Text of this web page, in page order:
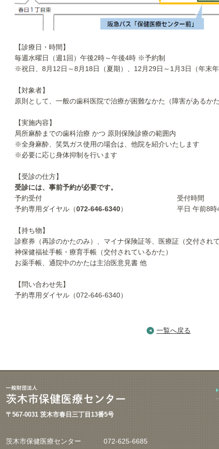
【診療日・時間】
毎週水曜日（週1回）午後2時～午後4時 ※予約制
※祝日、8月12日～8月18日（夏期）、12月29日～1月3日（年末
【対象者】
原則として、一般の歯科医院で治療が困難なかた（障害があるか
【実施内容】
局所麻酔までの歯科治療 かつ 原則保険診療の範囲内
※全身麻酔、笑気ガス使用の場合は、他院を紹介いたします
※必要に応じ身体抑制を行います
【受診の仕方】
受診には、事前予約が必要です。
予約受付
受付時間
予約専用ダイヤル（072-646-6340） 平日 午前8
【持ち物】
診察券（再診のかたのみ）、マイナ保険証等、医療証（交付され
神保健福祉手帳・療育手帳（交付されているかた）
お薬手帳、通院中のかたは主治医意見書 他
【問い合わせ先】
予約専用ダイヤル（072-646-6340）
一覧へ戻る
〒567-0031 茨木市春日三丁目13番5号
茨木市保健医療センター 072-625-6685